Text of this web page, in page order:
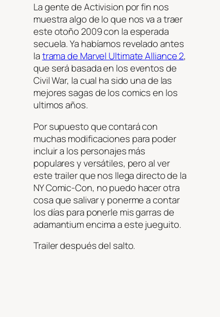
La gente de Activision por fin nos
muestra algo de lo que nos va a traer
este otoño 2009 con la esperada
secuela. Ya habíamos revelado antes
latrama de Marvel Ultimate Alliance 2,
que será basada en los eventos de
Civil War, la cual ha sido una de las
mejores sagas de los comics en los
ultimos años.
Por supuesto que contará con
muchas modificaciones para poder
incluir a los personajes más
populares y versátiles, pero al ver
este trailer que nos llega directo de la
NY Comic-Con, no puedo hacer otra
cosa que salivar y ponerme a contar
los días para ponerle mis garras de
adamantium encima a este jueguito.
Trailer después del salto.